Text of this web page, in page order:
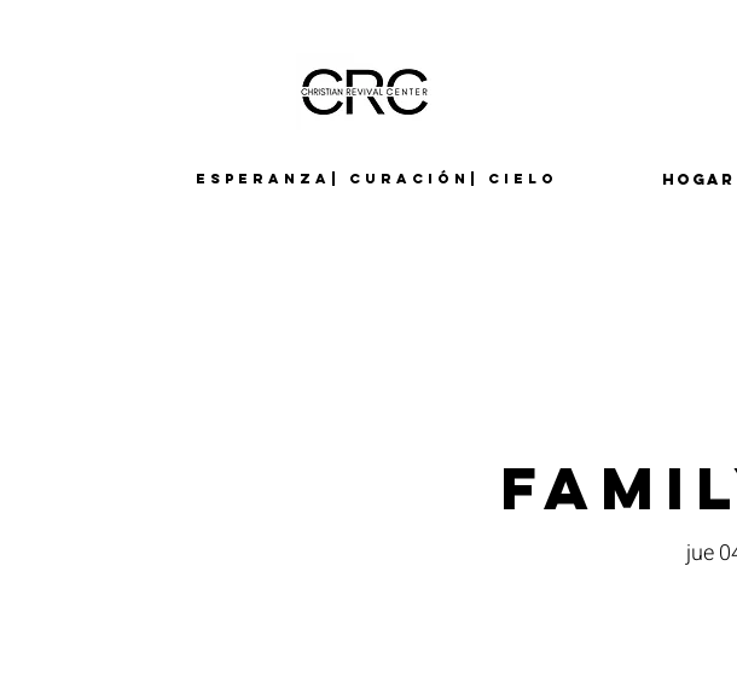
Esperanza| Curación| Cielo Hogar
jue